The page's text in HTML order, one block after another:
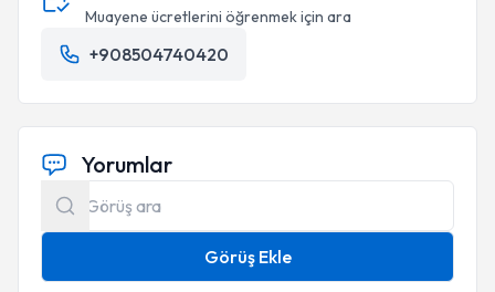
Muayene ücretlerini öğrenmek için ara
+908504740420
Yorumlar
Görüş Ekle